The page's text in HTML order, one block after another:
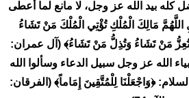
كله بيد الله عز وجل، لا مانع لما أعطى
مَالِكَ الْمُلْكِ تُؤْتِي الْمُلْكَ مَنْ تَشَاءُ
مَنْ تَشَاءُ وَتُذِلُّ مَنْ تَشَاءُ﴾ (آل عمران:
أنبياء الله عز وجل سبيل الدعاء وسألوا الله
﴿وَاجْعَلْنَا لِلْمُتَّقِينَ إِمَاماً﴾ (الفرقان: